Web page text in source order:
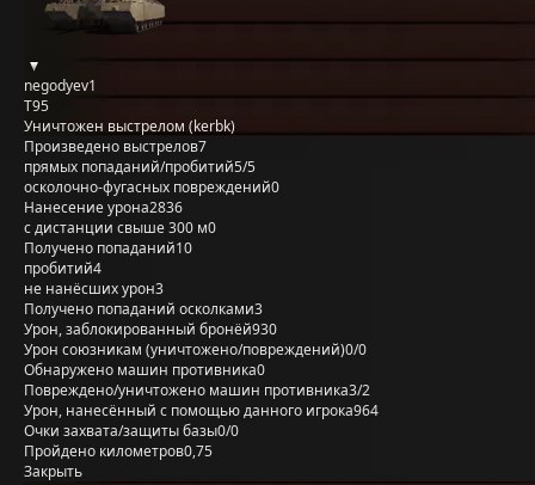
negodyev1
T95
Уничтожен выстрелом (kerbk)
Произведено выстрелов7
прямых попаданий/пробитий5/5
осколочно-фугасных повреждений0
Нанесение урона2836
с дистанции свыше 300 м0
Получено попаданий10
пробитий4
не нанёсших урон3
Получено попаданий осколками3
Урон, заблокированный бронёй930
Урон союзникам (уничтожено/повреждений)0/0
Обнаружено машин противника0
Повреждено/уничтожено машин противника3/2
Урон, нанесённый с помощью данного игрока964
Очки захвата/защиты базы0/0
Пройдено километров0,75
Закрыть